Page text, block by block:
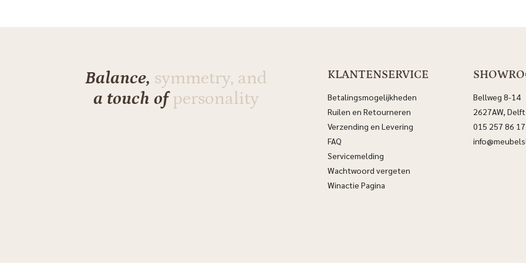
Balance, symmetry, and
a touch ofpersonality
KLANTENSERVICE
Betalingsmogelijkheden
Ruilen en Retourneren
Verzending en Levering
FAQ
Servicemelding
Wachtwoord vergeten
Winactie Pagina
Bellweg 8-14
2627AW, Delft
015 257 86 17